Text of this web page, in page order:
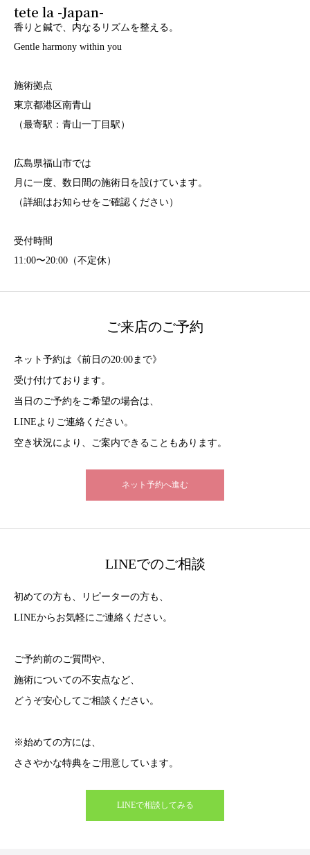
tete la -Japan-
香りと鍼で、内なるリズムを整える。
Gentle harmony within you
施術拠点
東京都港区南青山
（最寄駅：青山一丁目駅）
広島県福山市では
月に一度、数日間の施術日を設けています。
（詳細はお知らせをご確認ください）
受付時間
11:00〜20:00（不定休）
ご来店のご予約
ネット予約は《前日の20:00まで》
受け付けております。
当日のご予約をご希望の場合は、
LINEよりご連絡ください。
空き状況により、ご案内できることもあります。
ネット予約へ進む
LINEでのご相談
初めての方も、リピーターの方も、
LINEからお気軽にご連絡ください。
ご予約前のご質問や、
施術についての不安点など、
どうぞ安心してご相談ください。
※始めての方には、
ささやかな特典をご用意しています。
LINEで相談してみる